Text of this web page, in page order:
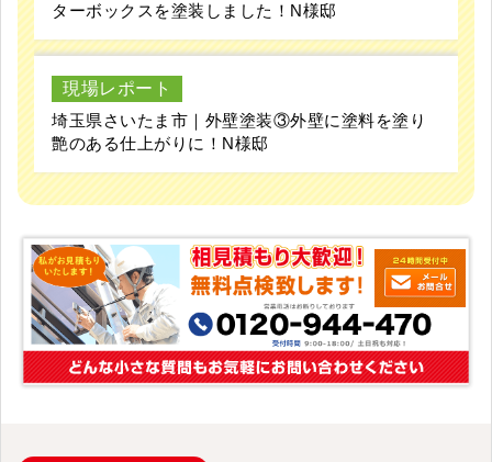
ターボックスを塗装しました！N様邸
現場レポート
埼玉県さいたま市｜外壁塗装③外壁に塗料を塗り
艶のある仕上がりに！N様邸